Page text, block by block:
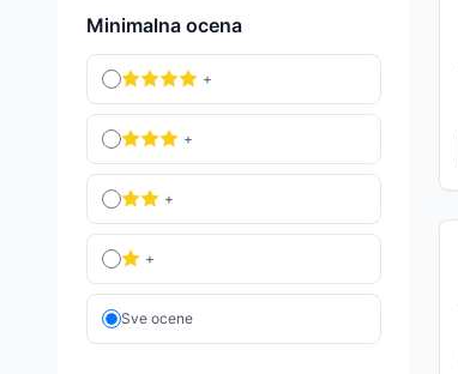
Minimalna ocena
+
+
+
+
Sve ocene